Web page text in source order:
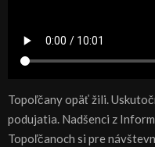
Topoľčany opäť žili.
podujatia. Nadšenci z
Topoľčanoch si pre